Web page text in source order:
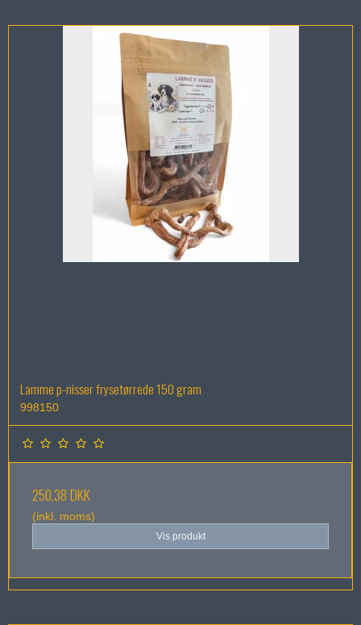
Lamme p-nisser frysetørrede 150 gram
998150
250,38 DKK
(inkl. moms)
Vis produkt